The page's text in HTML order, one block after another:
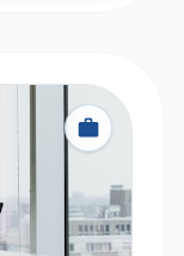
work